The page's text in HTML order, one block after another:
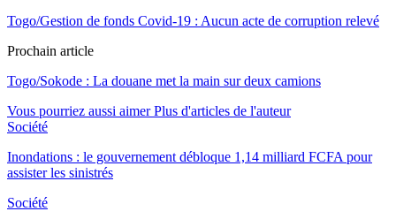
Togo/Gestion de fonds Covid-19 : Aucun acte de corruption relevé
Prochain article
Togo/Sokode : La douane met la main sur deux camions
Vous pourriez aussi aimer Plus d'articles de l'auteur
Société
Inondations : le gouvernement débloque 1,14 milliard FCFA pour
assister les sinistrés
Société